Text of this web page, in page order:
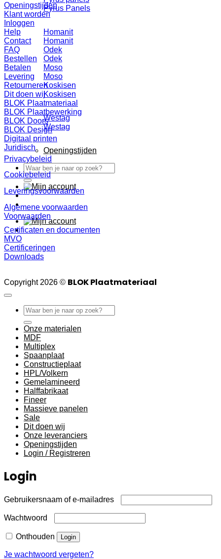
Pyrus Panels
Homanit
Homanit
Odek
Odek
Moso
Moso
Koskisen
Koskisen
Westag
Westag
Openingstijden
Zoeken
naar:
Openingstijden
Klant worden
Inloggen
Help
Contact
FAQ
Bestellen
Betalen
Levering
Retourneren
Dit doen wij
BLOK Plaatmateriaal
BLOK Plaatbewerking
BLOK Doors
BLOK Design
Digitaal printen
Juridisch
Privacybeleid
Cookiebeleid
Leveringsvoorwaarden
Algemene voorwaarden
Voorwaarden
Certificaten en documenten
MVO
Certificeringen
Downloads
Copyright 2026 © BLOK Plaatmateriaal
Zoeken
naar:
Onze materialen
MDF
Multiplex
Spaanplaat
Constructieplaat
HPL/Volkern
Gemelamineerd
Halffabrikaat
Fineer
Massieve panelen
Sale
Dit doen wij
Onze leveranciers
Openingstijden
Login / Registreren
Login
Gebruikersnaam of e-mailadres
Wachtwoord
Onthouden Login
Je wachtwoord vergeten?